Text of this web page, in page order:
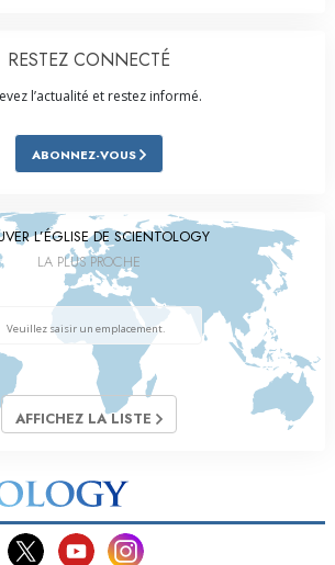
RESTEZ CONNECTÉ
l’actualité et restez informé.
ABONNEZ-VOUS
L’ÉGLISE DE SCIENTOLOGY
LA PLUS PROCHE
AFFICHEZ LA LISTE